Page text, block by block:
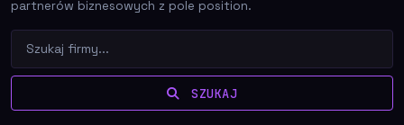
partnerów biznesowych z pole position.
SZUKAJ